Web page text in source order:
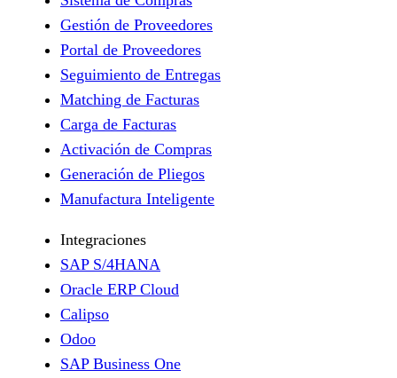
Gestión de Proveedores
Portal de Proveedores
Seguimiento de Entregas
Matching de Facturas
Carga de Facturas
Activación de Compras
Generación de Pliegos
Manufactura Inteligente
Integraciones
SAP S/4HANA
Oracle ERP Cloud
Calipso
Odoo
SAP Business One